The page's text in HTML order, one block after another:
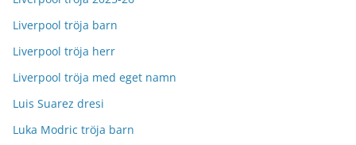
Liverpool tröja barn
Liverpool tröja herr
Liverpool tröja med eget namn
Luis Suarez dresi
Luka Modric tröja barn